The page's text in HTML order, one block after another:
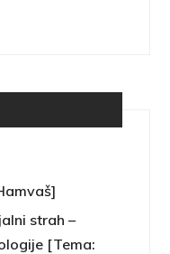
strah –
[Tema: